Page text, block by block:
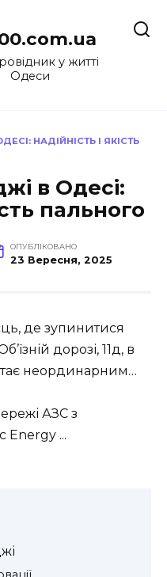
у житті
Одеси
НАДІЙНІСТЬ І ЯКІСТЬ
в Одесі:
пального
ОПУБЛІКОВАНО
23 Вересня, 2025
де зупинитися
дорозі, 11д, в
неординарним…